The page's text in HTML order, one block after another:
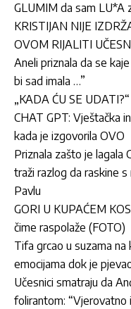
GLUMIM da sam LU*A
KRISTIJAN NIJE
OVOM RIJALITI
Aneli priznala da se
bi sad imala …”
„KADA ĆU SE
CHAT GPT: Vještačka
kada je izgovorila OVO
Priznala zašto je lagala
traži razlog da raskine
Pavlu
GORI U KUPAĆEM
čime raspolaže (FOTO)
Tifa grcao u suzama
emocijama dok je
Učesnici smatraju da
folirantom: “Vjerovatno